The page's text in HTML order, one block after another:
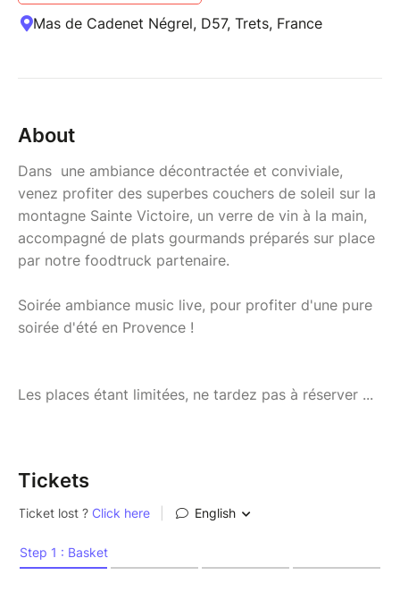
Mas de Cadenet Négrel, D57, Trets, France
About
Dans une ambiance décontractée et conviviale,
venez profiter des superbes couchers de soleil sur la
montagne Sainte Victoire, un verre de vin à la main,
accompagné de plats gourmands préparés sur place
par notre foodtruck partenaire.
Soirée ambiance music live, pour profiter d'une pure
soirée d'été en Provence !
Les places étant limitées, ne tardez pas à réserver ...
Tickets